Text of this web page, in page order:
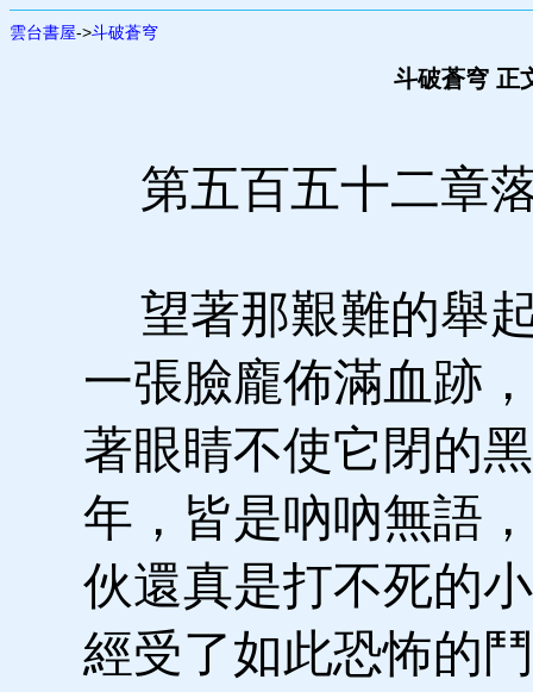
雲台書屋->斗破蒼穹
斗破蒼穹 正
第五百五十二章
望著那艱難的舉
一張臉龐佈滿血跡
著眼睛不使它閉的
年，皆是吶吶無語
伙還真是打不死的
經受了如此恐怖的